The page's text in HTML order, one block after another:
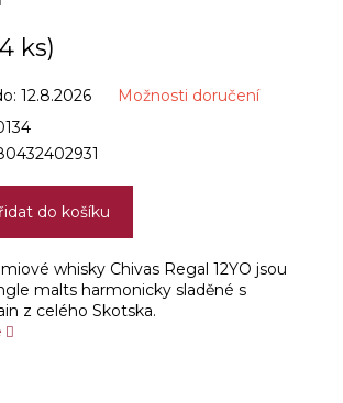
ks)
12.8.2026
Možnosti doručení
do košíku
whisky Chivas Regal 12YO jsou
malts harmonicky sladěné s
z celého Skotska.